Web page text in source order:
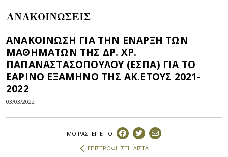
ΑΝΑΚΟΙΝΩΣΕΙΣ
ΑΝΑΚΟΙΝΩΣΗ ΓΙΑ ΤΗΝ ΕΝΑΡΞΗ ΤΩΝ
ΜΑΘΗΜΑΤΩΝ ΤΗΣ ΔΡ. ΧΡ.
ΠΑΠΑΝΑΣΤΑΣΟΠΟΥΛΟΥ (ΕΣΠΑ) ΓΙΑ ΤΟ
ΕΑΡΙΝΟ ΕΞΑΜΗΝΟ ΤΗΣ ΑΚ.ΕΤΟΥΣ 2021-
2022
03/03/2022
ΜΟΙΡΑΣΤEIΤΕ ΤΟ:
ΕΠΙΣΤΡΟΦΗ ΣΤΗ ΛΙΣΤΑ